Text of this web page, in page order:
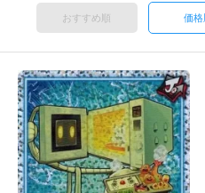
おすすめ順 価格